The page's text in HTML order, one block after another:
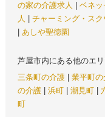
の家の介護求人
ベネッ
人
チャーミング・ス
あしや聖徳園
芦屋市内にある他のエ
三条町の介護
業平町の
の介護
浜町 潮見町
町